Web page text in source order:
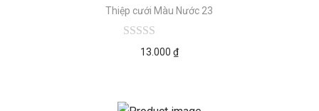
Thiệp cưới Màu Nước 23
13.000 ₫